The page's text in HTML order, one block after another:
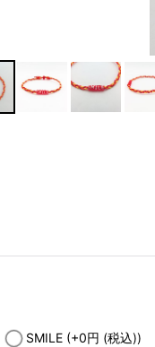
SMILE (+0円 (税込))